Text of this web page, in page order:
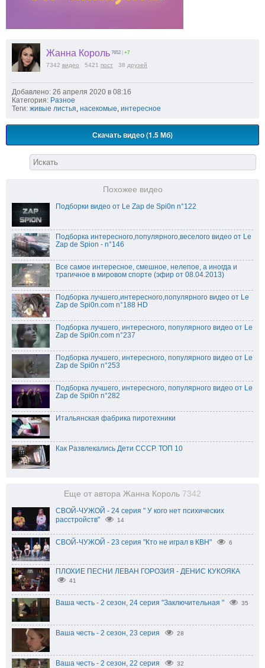
Жанна Король 7652 +7
7342 видео 5421 пост 38 друзей
Добавлено: 26 апреля 2020 в 08:16
Категория: Разное
Теги: живые листья, насекомые, интересное
Скачать видео (1.5 Мб)
Похожее видео
Подборки видео от Le Zap de Spi0n n°122
Подборка интересного,популярного,веселого видео от Le
Zap de Spion - n°146
Все самое интересное, смешное, нелепое, а иногда и
трагичное в мировом спорте (эфир от 08.04.2013)
Подборка лучшего,интересного,популярного видео от Le
Zap de Spi0n.com n°188 HD
Подборка лучшего, интересного, популярного видео от Le
Zap de Spi0n.com n°237
Подборка лучшего, интересного, популярного видео от Le
Zap de Spi0n n°253
Подборка лучшего, интересного, популярного видео от Le
Zap de Spi0n n°282
Итальянская фабрика пиротехники
Как Развлекались Дети СССР. ТОП 10
Еще от автора Жанна Король 7342
СВОЙ-ЧУЖОЙ - 24 серия " У кого нет психических
расстройств"
14
СВОЙ-ЧУЖОЙ - 23 серия "Кто не играл в КВН" 6
ПЛОХИЕ ПЕСНИ ЛЕВАН ГОРОЗИЯ - ДЕНИС КУКОЯКА
41
Ваша честь - 2 сезон, 24 серия "Заключительная " 35
Ваша честь - 2 сезон, 23 серия 28
Ваша честь - 2 сезон, 22 серия 32